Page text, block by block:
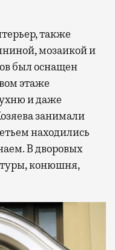
также
мозаикой и
был оснащен
этаже
и даже
занимали
находились
В дворовых
конюшня,